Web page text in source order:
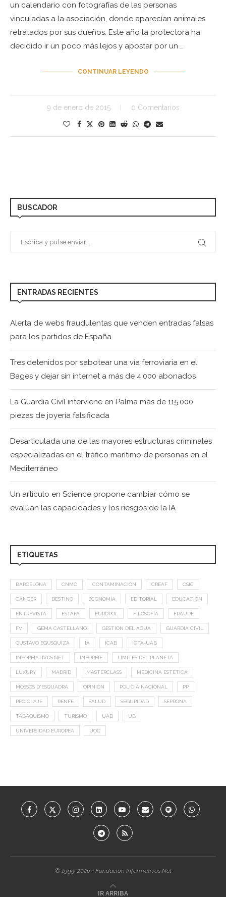
un calendario con fotografías de las personas
vinculadas a la asociación, donde aparecían animales
retratados por sus dueños. Este año la protectora ha
decidido ir un poco más lejos y apostar por un …
CONTINUAR LEYENDO
9 de enero de 2015 0 Comentarios
BUSCADOR
ENTRADAS RECIENTES
Alerta de webs fraudulentas que venden entradas falsas
para los partidos de España
Tres detenidos por sabotear una vía ferroviaria en el
Bages y dejar sin internet a más de 4.000 abonados
La Guardia Civil interviene en Palma más de 115.000
piezas de joyería falsificada
Desarticulada una de las mayores estructuras criminales
especializadas en el tráfico marítimo de personas en el
Mediterráneo
Un artículo en Science propone cambiar cómo se
evalúan las capacidades y los riesgos de la IA
ETIQUETAS
BARCELONA CNMC CONTAMINACIÓN CREAF CSIC
CÁNCER DESTINO ECONOMÍA EDITORIAL EDUCACIÓN
ENTREVISTA ESTAFA EUROPOL FILOSOFÍA FRAUDE
FV GEMA CASTELLANO GESTION DEL AGUA GUARDIA CIVIL
GUSTAVO EGUSQUIZA IA ICAB ICTA-UAB
INFORMATIVOS.NET INFORME LIMITES DEL PLANETA
LUXURY MADRID MASTERCLASS MEDICINA ESTÉTICA
MOSSOS D'ESQUADRA OPINIÓN POLICÍA NACIONAL PP
RECICLAJE RENFE SALUD SEGURIDAD SEPRONA
TABAQUISMO TURISMO UAB UB
UNIVERSIDAD EUROPEA UOC
© 1999-2026 • Fundación Informativos.Net
IR ARRIBA